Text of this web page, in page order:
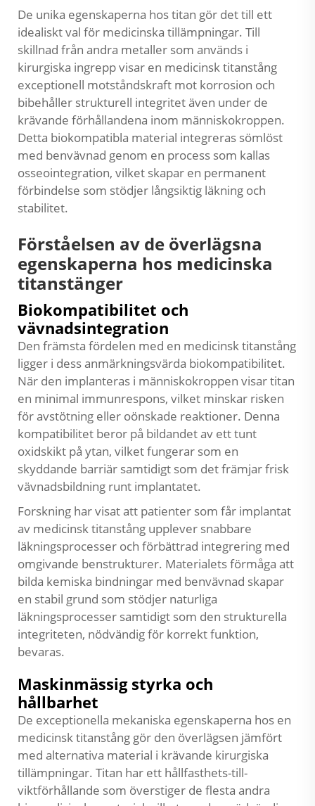
De unika egenskaperna hos titan gör det till ett
idealiskt val för medicinska tillämpningar. Till
skillnad från andra metaller som används i
kirurgiska ingrepp visar en medicinsk titanstång
exceptionell motståndskraft mot korrosion och
bibehåller strukturell integritet även under de
krävande förhållandena inom människokroppen.
Detta biokompatibla material integreras sömlöst
med benvävnad genom en process som kallas
osseointegration, vilket skapar en permanent
förbindelse som stödjer långsiktig läkning och
stabilitet.
Förståelsen av de överlägsna
egenskaperna hos medicinska
titanstänger
Biokompatibilitet och
vävnadsintegration
Den främsta fördelen med en medicinsk titanstång
ligger i dess anmärkningsvärda biokompatibilitet.
När den implanteras i människokroppen visar titan
en minimal immunrespons, vilket minskar risken
för avstötning eller oönskade reaktioner. Denna
kompatibilitet beror på bildandet av ett tunt
oxidskikt på ytan, vilket fungerar som en
skyddande barriär samtidigt som det främjar frisk
vävnadsbildning runt implantatet.
Forskning har visat att patienter som får implantat
av medicinsk titanstång upplever snabbare
läkningsprocesser och förbättrad integrering med
omgivande benstrukturer. Materialets förmåga att
bilda kemiska bindningar med benvävnad skapar
en stabil grund som stödjer naturliga
läkningsprocesser samtidigt som den strukturella
integriteten, nödvändig för korrekt funktion,
bevaras.
Maskinmässig styrka och
hållbarhet
De exceptionella mekaniska egenskaperna hos en
medicinsk titanstång gör den överlägsen jämfört
med alternativa material i krävande kirurgiska
tillämpningar. Titan har ett hållfasthets-till-
viktförhållande som överstiger de flesta andra